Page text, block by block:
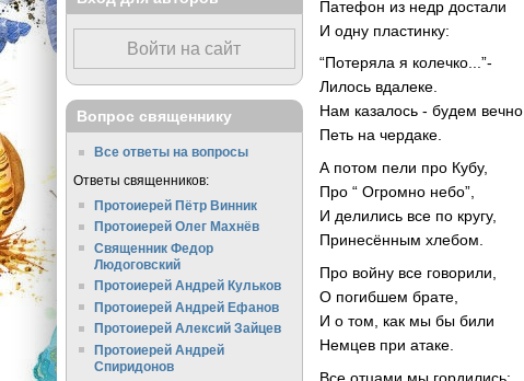
Патефон из недр достали
И одну пластинку:
“Потеряла я колечко...”-
Лилось вдалеке.
Нам казалось - будем вечно
Петь на чердаке.
А потом пели про Кубу,
Про “ Огромно небо”,
И делились все по кругу,
Принесённым хлебом.
Про войну все говорили,
О погибшем брате,
И о том, как мы бы били
Немцев при атаке.
Все отцами мы гордились:
Войти на сайт
Вопрос священнику
Все ответы на вопросы
Ответы священников:
Протоиерей Пётр Винник
Протоиерей Олег Махнёв
Священник Федор
Людоговский
Протоиерей Андрей Кульков
Протоиерей Андрей Ефанов
Протоиерей Алексий Зайцев
Протоиерей Андрей
Спиридонов